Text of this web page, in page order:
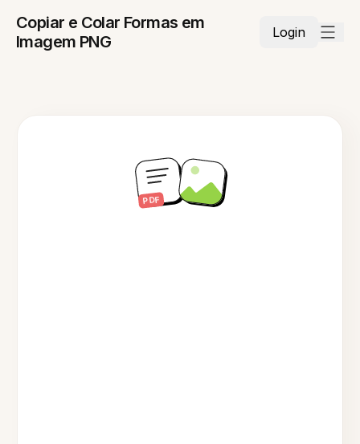
Copiar e Colar Formas em
Imagem PNG
Login